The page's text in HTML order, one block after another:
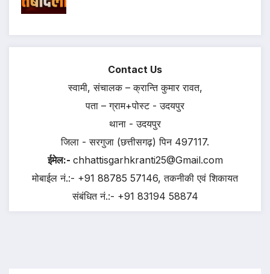
Contact Us
स्वामी, संचालक – क्रान्ति कुमार रावत,
पता – ग्राम+पोस्ट - उदयपुर
थाना - उदयपुर
जिला - सरगुजा (छत्तीसगढ़) पिन 497117.
ईमेल:- chhattisgarhkranti25@Gmail.com
मोबाईल नं.:- +91 88785 57146, तकनीकी एवं शिकायत
संबंधित नं.:- +91 83194 58874